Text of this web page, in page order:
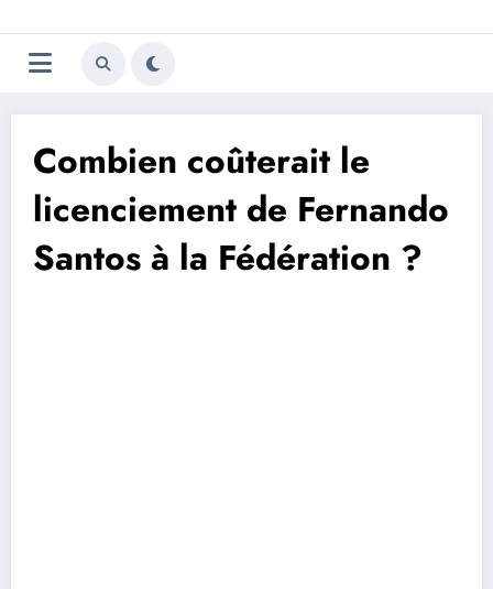
au
contenu
Trivela
L'actualité du football
Combien coûterait le
licenciement de Fernando
Santos à la Fédération ?